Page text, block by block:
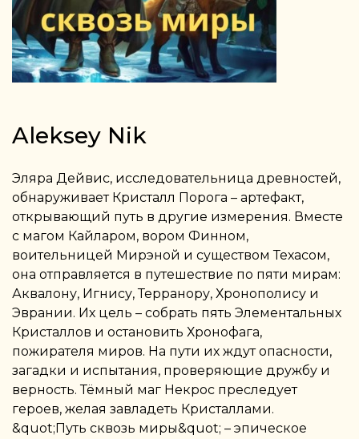
Aleksey Nik
Эляра Дейвис, исследовательница древностей,
обнаруживает Кристалл Порога – артефакт,
открывающий путь в другие измерения. Вместе
с магом Кайларом, вором Финном,
воительницей Мирэной и существом Техасом,
она отправляется в путешествие по пяти мирам:
Аквалону, Игнису, Терранору, Хронополису и
Эврании. Их цель – собрать пять Элементальных
Кристаллов и остановить Хронофага,
пожирателя миров. На пути их ждут опасности,
загадки и испытания, проверяющие дружбу и
верность. Тёмный маг Некрос преследует
героев, желая завладеть Кристаллами.
&quot;Путь сквозь миры&quot; – эпическое